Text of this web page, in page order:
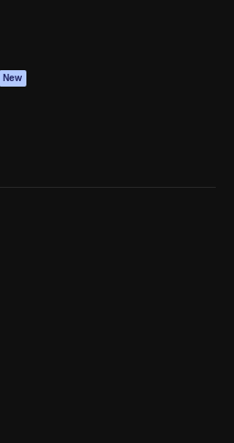
New